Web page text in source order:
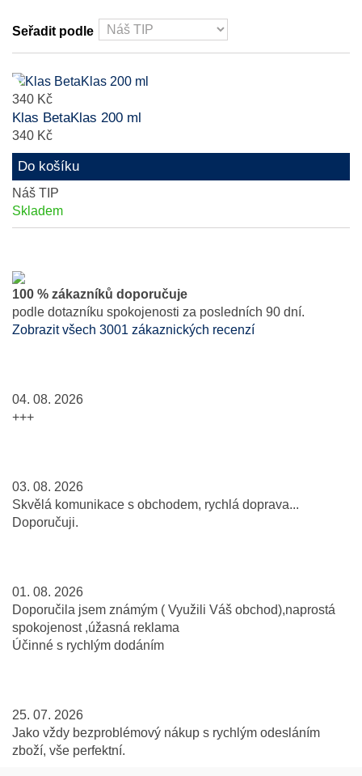
Seřadit podle
340 Kč
Klas BetaKlas 200 ml
340 Kč
Do košíku
Náš TIP
Skladem
100 % zákazníků doporučuje
podle dotazníku spokojenosti za posledních 90 dní.
Zobrazit všech 3001 zákaznických recenzí
04. 08. 2026
+++
03. 08. 2026
Skvělá komunikace s obchodem, rychlá doprava...
Doporučuji.
01. 08. 2026
Doporučila jsem známým ( Využili Váš obchod),naprostá
spokojenost ,úžasná reklama
Účinné s rychlým dodáním
25. 07. 2026
Jako vždy bezproblémový nákup s rychlým odesláním
zboží, vše perfektní.